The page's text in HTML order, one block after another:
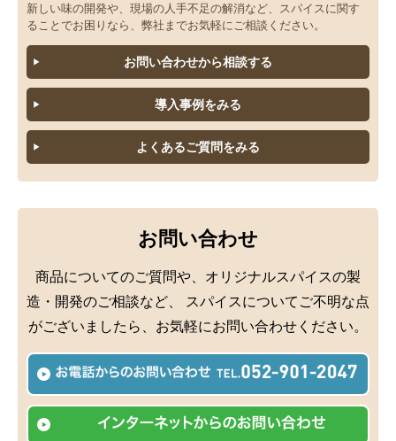
新しい味の開発や、現場の人手不足の解消など、スパイスに関す
ることでお困りなら、弊社までお気軽にご相談ください。
お問い合わせから相談する
導入事例をみる
よくあるご質問をみる
お問い合わせ
商品についてのご質問や、オリジナルスパイスの製
造・開発のご相談など、
スパイスについてご不明な点
がございましたら、お気軽にお問い合わせください。